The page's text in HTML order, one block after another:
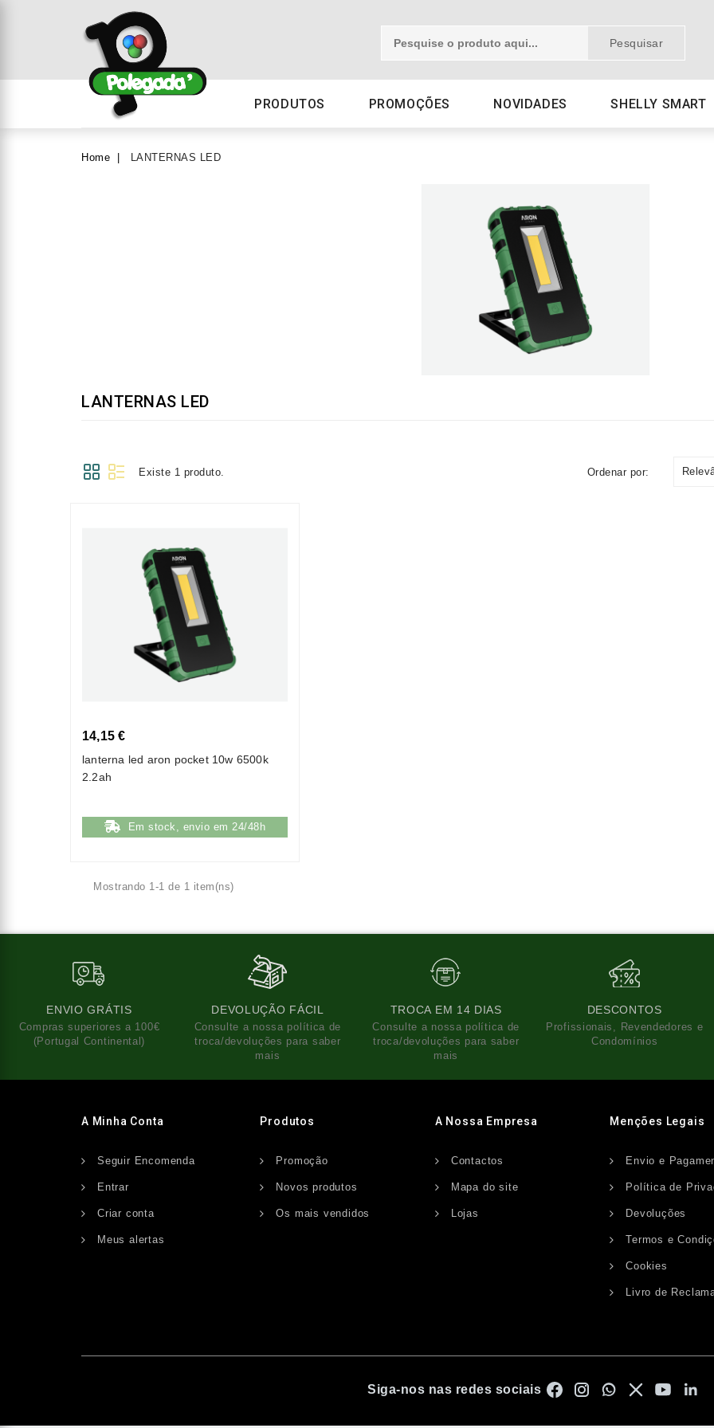
Pesquisar
PRODUTOS PROMOÇÕES NOVIDADES SHELLY SMART
Home LANTERNAS LED
LANTERNAS LED
Existe 1 produto. Ordenar por:
14,15 €
lanterna led aron pocket 10w 6500k
2.2ah
Em stock, envio em 24/48h
Mostrando 1-1 de 1 item(ns)
ENVIO GRÁTIS
Compras superiores a 100€
(Portugal Continental)
DEVOLUÇÃO FÁCIL
Consulte a nossa política de
troca/devoluções para saber
mais
TROCA EM 14 DIAS
Consulte a nossa política de
troca/devoluções para saber
mais
DESCONTOS
Profissionais, Revendedores e
Condomínios
A Minha Conta
Seguir Encomenda
Entrar
Criar conta
Meus alertas
Produtos
Promoção
Novos produtos
Os mais vendidos
A Nossa Empresa
Contactos
Mapa do site
Lojas
Menções Legais
Envio e
Política de
Devoluções
Termos e
Cookies
Livro de
Siga-nos nas redes sociais